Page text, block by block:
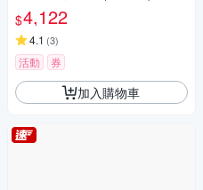
$4,122
4.1 (3)
活動 券
加入購物車